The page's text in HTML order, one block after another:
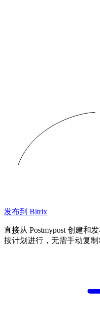
发布到 Bitrix
直接从 Postmypost 创建和
按计划进行，无需手动复制